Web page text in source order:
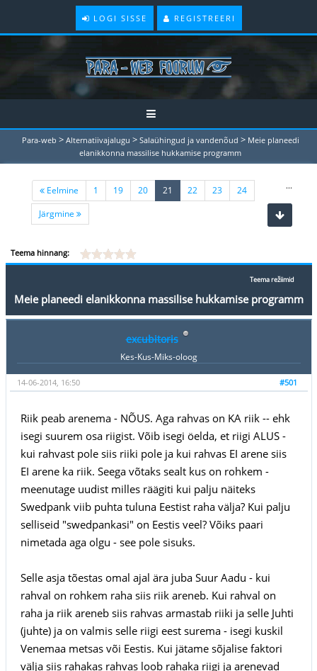
LOGI SISSE REGISTREERI
Para-web > Alternatiivajalugu > Salaühingud ja vandenõud > Meie planeedi
elanikkonna massilise hukkamise programm
Eelmine 1 ...
19 20 21 (current)
22 23
24
Järgmine
Teema hinnang:
Teema režiimid
Meie planeedi elanikkonna massilise hukkamise programm
excubitoris
Kes-Kus-Miks-oloog
#501
14-06-2014, 16:50
Riik peab arenema - NÕUS. Aga rahvas on KA riik -- ehk
isegi suurem osa riigist. Võib isegi öelda, et riigi ALUS -
kui rahvast pole siis riiki pole ja kui rahvas EI arene siis
EI arene ka riik. Seega võtaks sealt kus on rohkem -
meenutage uudist milles räägiti kui palju näiteks
Swedpank viib puhta tuluna Eestist raha välja? Kui palju
selliseid "swedpankasi" on Eestis veel? Võiks paari
nimetada aga olgu - see pole sisuks.
Selle asja tõestas omal ajal ära juba Suur Aadu - kui
rahval on rohkem raha siis riik areneb. Kui rahval on
raha ja riik areneb siis rahvas armastab riiki ja selle Juhti
(juhte) ja on valmis selle riigi eest surema - isegi kuskil
Venemaa metsas või Eestis. Kui jätame sõjalise faktori
välja siis rahakas rahvas loob rahaka riigi ja arenevad